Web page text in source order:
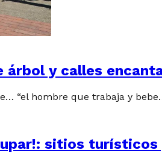
árbol y calles
“el hombre que trabaja y
sitios